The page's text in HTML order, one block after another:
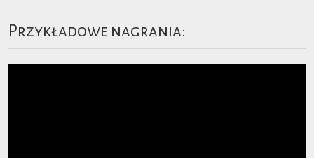
Przykładowe nagrania: